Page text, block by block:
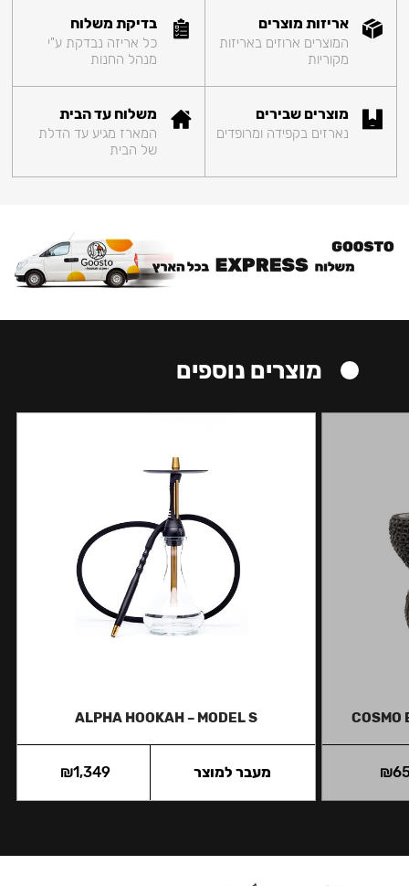
אריזות מוצרים
המוצרים ארוזים באריזות
מקוריות
בדיקת משלוח
כל אריזה נבדקת ע"י
מנהל החנות
מוצרים שבירים
נארזים בקפידה ומרופדים
משלוח עד הבית
המארז מגיע עד הדלת
של הבית
מוצרים נוספים
COSMO
₪
ALPHA HOOKAH – MODEL S
₪1,349 מעבר למוצר